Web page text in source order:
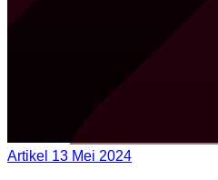
Artikel 13 Mei 2024